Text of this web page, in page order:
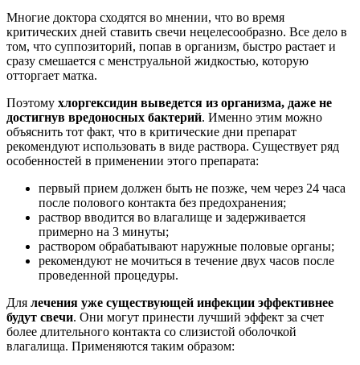
Многие доктора сходятся во мнении, что во время
критических дней ставить свечи нецелесообразно. Все дело в
том, что суппозиторий, попав в организм, быстро растает и
сразу смешается с менструальной жидкостью, которую
отторгает матка.
Поэтому хлоргексидин выведется из организма, даже не
достигнув вредоносных бактерий. Именно этим можно
объяснить тот факт, что в критические дни препарат
рекомендуют использовать в виде раствора. Существует ряд
особенностей в применении этого препарата:
первый прием должен быть не позже, чем через 24 часа
после полового контакта без предохранения;
раствор вводится во влагалище и задерживается
примерно на 3 минуты;
раствором обрабатывают наружные половые органы;
рекомендуют не мочиться в течение двух часов после
проведенной процедуры.
Для лечения уже существующей инфекции эффективнее
будут свечи. Они могут принести лучший эффект за счет
более длительного контакта со слизистой оболочкой
влагалища. Применяются таким образом: